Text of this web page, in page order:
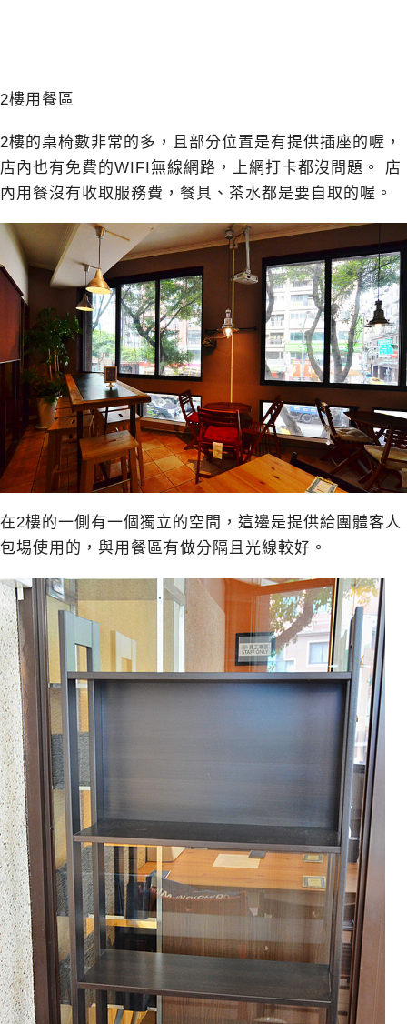
2樓用餐區
2樓的桌椅數非常的多，且部分位置是有提供插座的喔，
店內也有免費的WIFI無線網路，上網打卡都沒問題。 店
內用餐沒有收取服務費，餐具、茶水都是要自取的喔。
在2樓的一側有一個獨立的空間，這邊是提供給團體客人
包場使用的，與用餐區有做分隔且光線較好。